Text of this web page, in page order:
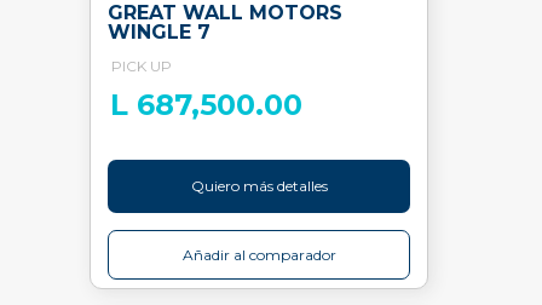
GREAT WALL MOTORS
WINGLE 7
PICK UP
L 687,500.00
Quiero más detalles
Añadir al comparador